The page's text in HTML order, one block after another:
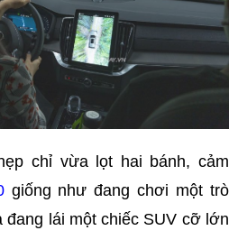
chỉ vừa lọt hai bánh, cảm
giống như đang chơi một trò
lái một chiếc SUV cỡ lớn